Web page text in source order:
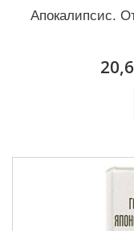
Апокалипсис.